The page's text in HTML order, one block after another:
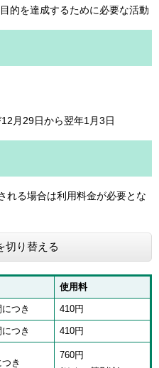
的を達成するために必要な活動
月29日から翌年1月3日
れる場合は利用料金が必要とな
切り替える
使用料
つき 410円
つき 410円
き
760円